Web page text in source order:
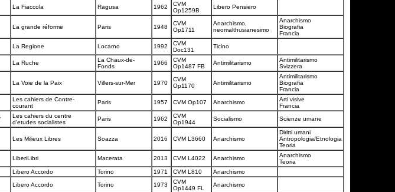
La Fiaccola Ragusa 1962
CVM
Op1259B
Libero Pensiero
La grande réforme Paris 1948
CVM
Op1711
Anarchismo,
neomalthusianesimo
Anarchismo
Biografia
Francia
La Regione Locarno 1992
CVM
Doc131
Ticino
La Ruche
La Chaux-de-
Fonds
1966
CVM
Op1487 FB
Antimilitarismo
Antimilitarismo
Svizzera
La Voie de la Paix Villers-sur-Mer 1970
CVM
Op1170
Antimilitarismo
Antimilitarismo
Biografia
Francia
Les cahiers de Contre-
courant
Paris 1957 CVM Op107 Anarchismo
Arti visive
Francia
Les cahiers du centre
d'etudes socialistes
Paris 1962
CVM
Op1944
Socialismo Scienze umane
Les Milieux Libres Soazza 2016 CVM L3660 Anarchismo
Diritti umani
Antropologia/Etnologia
Teoria
LiberiLibri Macerata 2013 CVM L4022 Anarchismo
Anarchismo
Teoria
Libero Accordo Torino 1971 CVM L810
Anarchismo
Libero Accordo Torino 1973
CVM
Op1449 FL
Anarchismo